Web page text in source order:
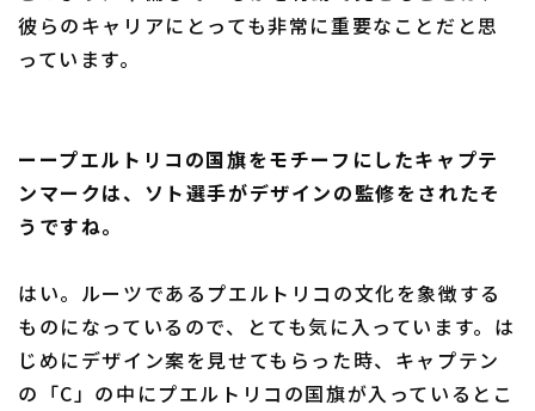
彼らのキャリアにとっても非常に重要なことだと思
っています。
ーープエルトリコの国旗をモチーフにしたキャプテ
ンマークは、ソト選手がデザインの監修をされたそ
うですね。
はい。ルーツであるプエルトリコの文化を象徴する
ものになっているので、とても気に入っています。は
じめにデザイン案を見せてもらった時、キャプテン
の「C」の中にプエルトリコの国旗が入っているとこ